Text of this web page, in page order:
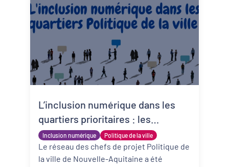
Inclusion numérique Politique de la ville
L’inclusion numérique dans les
quartiers prioritaires : les
préoccupations des
professionnels de la Politique de
la ville
Le réseau des chefs de projet Politique de
la ville de Nouvelle-Aquitaine a été